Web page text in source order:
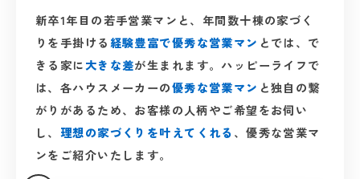
新卒1年目の若手営業マンと、年間数十棟の家づく
りを手掛ける 経験豊富で優秀な営業マン とでは、で
きる家に大きな差が生まれます。ハッピーライフで
は、各ハウスメーカーの優秀な営業マン と独自の繋
がりがあるため、お客様の人柄やご希望をお伺い
し、 理想の家づくりを叶えてくれる 、優秀な営業マ
ンをご紹介いたします。